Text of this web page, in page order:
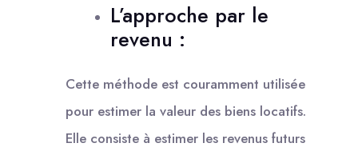
L’approche par le
revenu :
Cette méthode est couramment utilisée
pour estimer la valeur des biens locatifs.
Elle consiste à estimer les revenus futurs